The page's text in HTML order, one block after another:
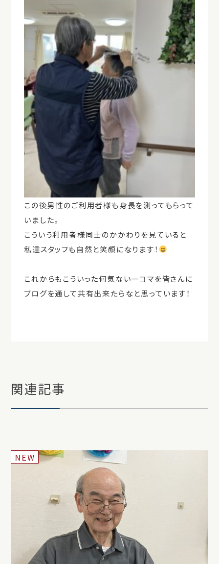
この後男性のご利用者様も身長を測ってもらって
いました。
こういう利用者様同士のかかわりを見ていると
私達スタッフも自然と笑顔になります！
これからもこういった何気ない一コマを皆さんに
ブログを通して共有出来たらなと思っています！
関連記事
NEW